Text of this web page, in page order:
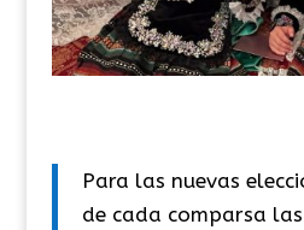
Para las nuevas
de cada comparsa